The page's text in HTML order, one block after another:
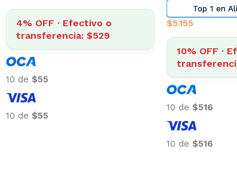
OFF · Efectivo o
$529
$55
$55
Top 1 en Alimento
10% OFF ·
transferencia:
$516
$516